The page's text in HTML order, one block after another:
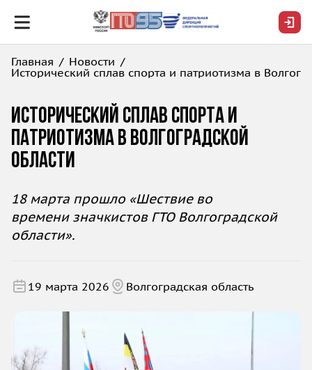
Главная
Новости
Исторический сплав спорта и патриотизма в
Исторический сплав спорта и
патриотизма в Волгоградской
области
18 марта прошло «Шествие во
времени значкистов ГТО Волгоградской
области».
19 марта 2026 Волгоградская область